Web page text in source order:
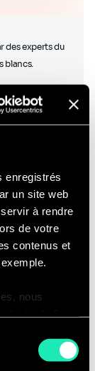
enregistrés
un site web
à rendre
de votre
contenus et
nous
ne
des experts du
blancs.
du secteur et